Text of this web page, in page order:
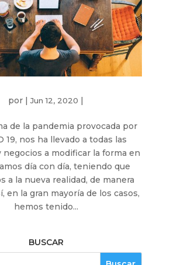
por |Jun 12, 2020 |
de la pandemia provocada por
19, nos ha llevado a todas las
negocios a modificar la forma en
día con día, teniendo que
a la nueva realidad, de manera
en la gran mayoría de los casos,
hemos tenido...
BUSCAR